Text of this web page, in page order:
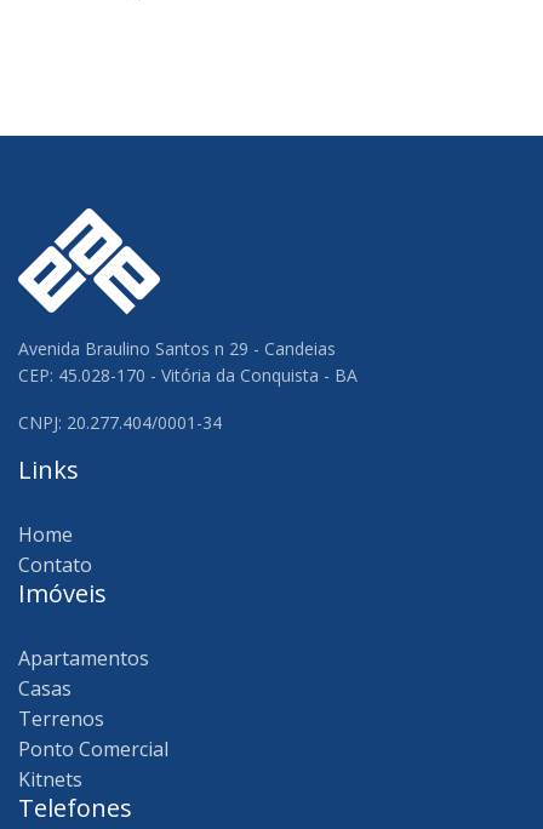
Avenida Braulino Santos n 29 - Candeias
CEP: 45.028-170 - Vitória da Conquista - BA
CNPJ: 20.277.404/0001-34
Links
Home
Contato
Imóveis
Apartamentos
Casas
Terrenos
Ponto Comercial
Kitnets
Telefones